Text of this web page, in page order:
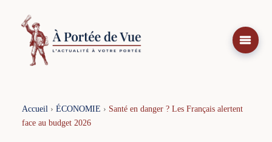
contenu
Accueil› ÉCONOMIE › Santé en danger ? Les Français alertent
face au budget 2026